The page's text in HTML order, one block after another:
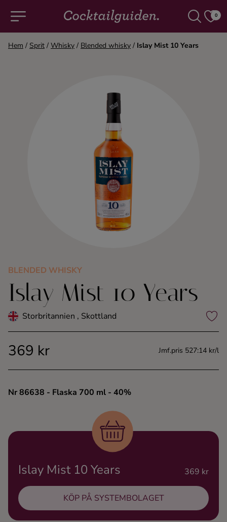
0
Alla cocktails & drinkar
Konjak
Likör
Shots
Ingredienser
Hem / Sprit / Whisky / Blended whisky / Islay Mist 10 Years
BLENDED WHISKY
Islay Mist 10 Years
Storbritannien , Skottland
369 kr Jmf.pris 527:14 kr/l
Nr 86638 - Flaska 700 ml - 40%
Islay Mist 10 Years 369 kr
KÖP PÅ SYSTEMBOLAGET